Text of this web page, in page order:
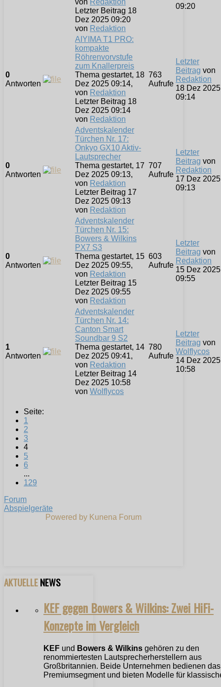
von Redaktion
Letzter Beitrag 18
Dez 2025 09:20
von Redaktion
09:20
0
Antworten
AIYIMA T1 PRO:
kompakte
Röhrenvorvstufe
zum Knallerpreis
Thema gestartet, 18
Dez 2025 09:14,
von Redaktion
Letzter Beitrag 18
Dez 2025 09:14
von Redaktion
763
Aufrufe
Letzter
Beitrag von
Redaktion
18 Dez 2025
09:14
0
Antworten
Adventskalender
Türchen Nr. 17:
Onkyo GX10 Aktiv-
Lautsprecher
Thema gestartet, 17
Dez 2025 09:13,
von Redaktion
Letzter Beitrag 17
Dez 2025 09:13
von Redaktion
707
Aufrufe
Letzter
Beitrag von
Redaktion
17 Dez 2025
09:13
0
Antworten
Adventskalender
Türchen Nr. 15:
Bowers & Wilkins
PX7 S3
Thema gestartet, 15
Dez 2025 09:55,
von Redaktion
Letzter Beitrag 15
Dez 2025 09:55
von Redaktion
603
Aufrufe
Letzter
Beitrag von
Redaktion
15 Dez 2025
09:55
1
Antworten
Adventskalender
Türchen Nr. 14:
Canton Smart
Soundbar 9 S2
Thema gestartet, 14
Dez 2025 09:41,
von Redaktion
Letzter Beitrag 14
Dez 2025 10:58
von Wolflycos
780
Aufrufe
Letzter
Beitrag von
Wolflycos
14 Dez 2025
10:58
Seite:
1
2
3
4
5
6
...
129
Forum
Abspielgeräte
Powered by Kunena Forum
AKTUELLENEWS
KEF gegen Bowers & Wilkins: Zwei HiFi-
Konzepte im Vergleich
KEF und Bowers & Wilkins gehören zu den
renommiertesten Lautsprecherherstellern aus
Großbritannien. Beide Unternehmen bedienen das
Premiumsegment und bieten Modelle für